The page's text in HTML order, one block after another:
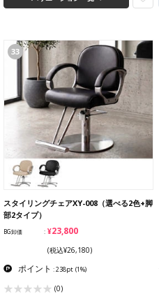
33
スタイリングチェアXY-008（選べる2色+脚
部2タイプ）
BG卸価 ¥23,800
(税込¥26,180)
ポイント : 238pt (1%)
(0)